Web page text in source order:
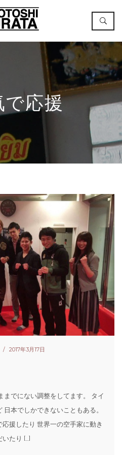
で応援
2017年3月17日
までにない調整をしてます。 タイ
本でしかできないこともある。
援したり 世界一の空手家に動き
たり […]